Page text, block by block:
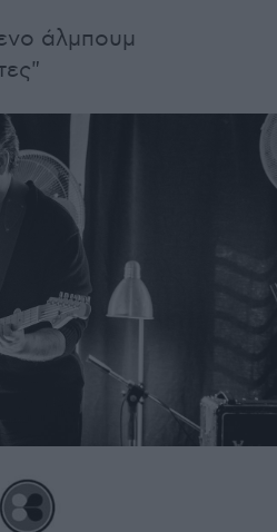
άλμπουμ